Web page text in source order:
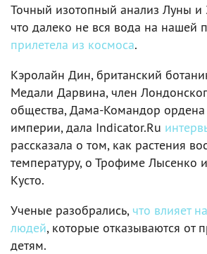
Точный изотопный анализ Луны и
что далеко не вся вода на нашей
прилетела из космоса.
Кэролайн Дин, британский
Медали Дарвина, член
общества, Дама-Командор ордена
империи, дала Indicator.Ru
рассказала о том, как растения
температуру, о Трофиме Лысенко
Кусто.
Ученые разобрались, что влияет
людей, которые отказываются от
детям.